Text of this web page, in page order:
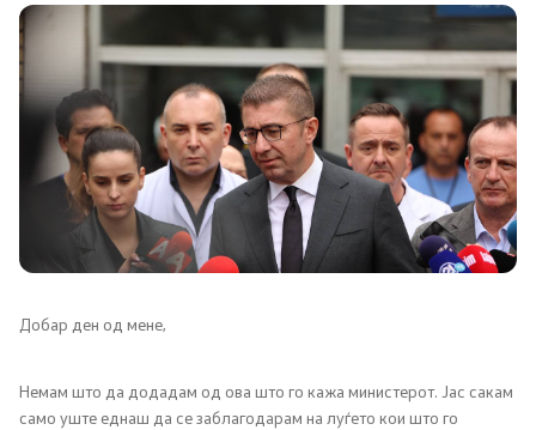
Влада
Претседател на Владата
Канцеларија на Претседателот на Владата
Заменици на Претседателот на Владата
СОЗР
Добар ден од мене,
Немам што да додадам од ова што го кажа министерот. Јас сакам
само уште еднаш да се заблагодарам на луѓето кои што го